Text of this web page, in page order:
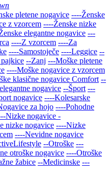
pletene nogavice ----Ženske
z vzorcem ----Ženske nizke
elegantne nogavice ---
----Z vzorcem ----Za
----Samostoječe ----Leggice --
--Zanj ---Moške pletene
----Moške nogavice z vzorcem
klasične nogavice Comfort --
nogavice --Šport ---
nogavice ----Kolesarske
za hojo ----Pohodne
Nizke nogavice -
nizke nogavice ----Nizke
----Nevidne nogavice
--Otroške ---
otroške nogavice ----Otroške
žabice --Medicinske ---